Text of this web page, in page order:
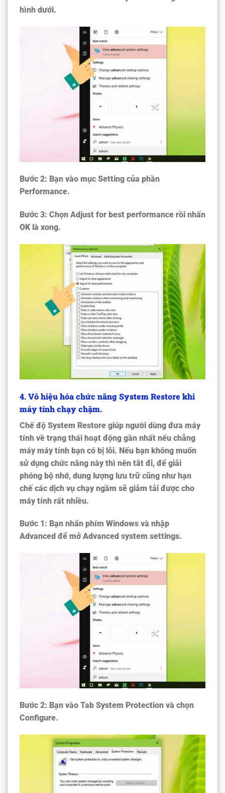
hình dưới.
Bước 2: Bạn vào mục Setting của phần
Performance.
Bước 3: Chọn Adjust for best performance rồi nhấn
OK là xong.
4. Vô hiệu hóa chức năng System Restore khi
máy tính chạy chậm.
Chế độ System Restore giúp người dùng đưa máy
tính về trạng thái hoạt động gần nhất nếu chẳng
máy máy tính bạn có bị lỗi. Nếu bạn không muốn
sử dụng chức năng này thì nên tắt đi, để giải
phóng bộ nhớ, dung lượng lưu trữ cũng như hạn
chế các dịch vụ chạy ngầm sẽ giảm tải được cho
máy tính rất nhiều.
Bước 1: Bạn nhấn phím Windows và nhập
Advanced để mở Advanced system settings.
Bước 2: Bạn vào Tab System Protection và chọn
Configure.